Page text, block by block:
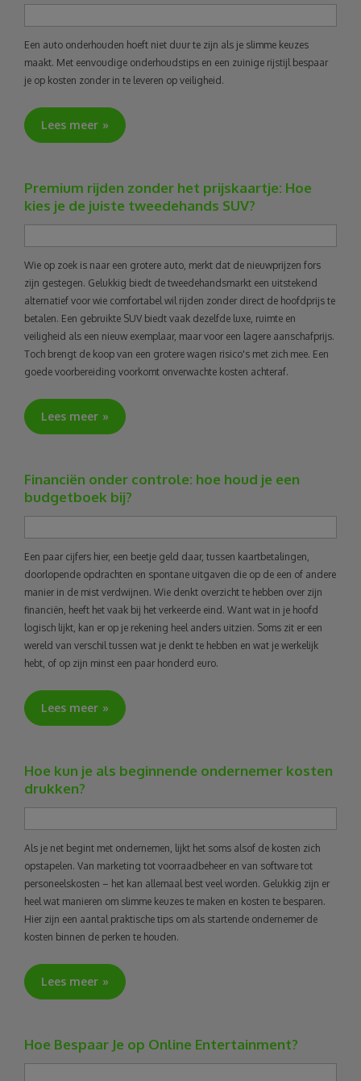
Mode & Verzorging
Korting
Een auto onderhouden hoeft niet duur te zijn als je slimme keuzes
maakt. Met eenvoudige onderhoudstips en een zuinige rijstijl bespaar
je op kosten zonder in te leveren op veiligheid.
Lees meer
Premium rijden zonder het prijskaartje: Hoe
kies je de juiste tweedehands SUV?
Wie op zoek is naar een grotere auto, merkt dat de nieuwprijzen fors
zijn gestegen. Gelukkig biedt de tweedehandsmarkt een uitstekend
alternatief voor wie comfortabel wil rijden zonder direct de hoofdprijs te
betalen. Een gebruikte SUV biedt vaak dezelfde luxe, ruimte en
veiligheid als een nieuw exemplaar, maar voor een lagere aanschafprijs.
Toch brengt de koop van een grotere wagen risico's met zich mee. Een
goede voorbereiding voorkomt onverwachte kosten achteraf.
Lees meer
Financiën onder controle: hoe houd je een
budgetboek bij?
Een paar cijfers hier, een beetje geld daar, tussen kaartbetalingen,
doorlopende opdrachten en spontane uitgaven die op de een of andere
manier in de mist verdwijnen. Wie denkt overzicht te hebben over zijn
financiën, heeft het vaak bij het verkeerde eind. Want wat in je hoofd
logisch lijkt, kan er op je rekening heel anders uitzien. Soms zit er een
wereld van verschil tussen wat je denkt te hebben en wat je werkelijk
hebt, of op zijn minst een paar honderd euro.
Lees meer
Hoe kun je als beginnende ondernemer kosten
drukken?
Als je net begint met ondernemen, lijkt het soms alsof de kosten zich
opstapelen. Van marketing tot voorraadbeheer en van software tot
personeelskosten – het kan allemaal best veel worden. Gelukkig zijn er
heel wat manieren om slimme keuzes te maken en kosten te besparen.
Hier zijn een aantal praktische tips om als startende ondernemer de
kosten binnen de perken te houden.
Lees meer
Hoe Bespaar Je op Online Entertainment?